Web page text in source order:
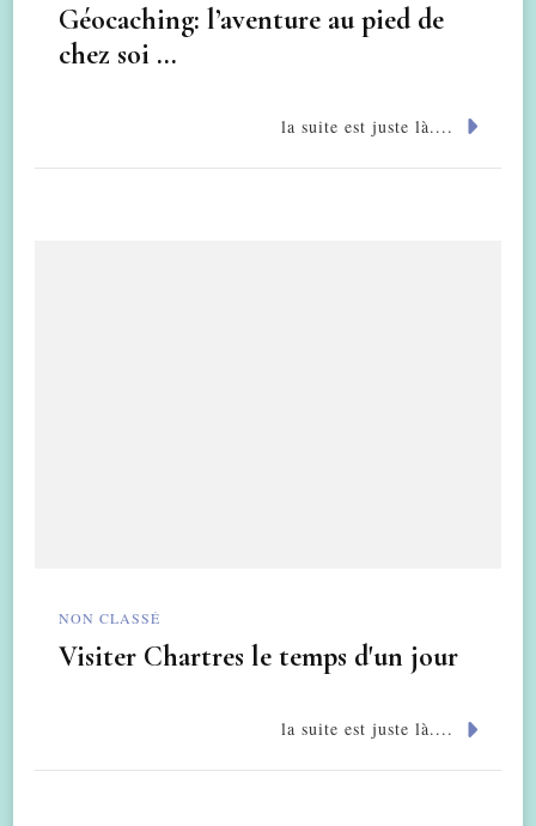
Géocaching: l’aventure au pied de
chez soi …
la suite est juste là....
NON CLASSÉ
Visiter Chartres le temps d'un jour
la suite est juste là....